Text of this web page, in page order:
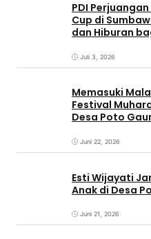
PDI
Cup di
dan Hiburan
Juli 3, 2026
Memasuki
Festival
Desa Poto
Juni 22, 2026
Esti Wijayati
Anak di Desa
Juni 21, 2026